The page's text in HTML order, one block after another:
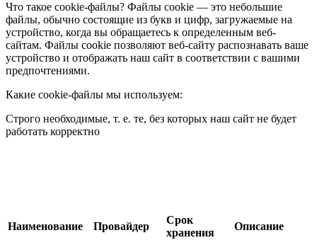
Что такое cookie-файлы? Файлы cookie — это небольшие
файлы, обычно состоящие из букв и цифр, загружаемые на
устройство, когда вы обращаетесь к определенным веб-
сайтам. Файлы cookie позволяют веб-сайту распознавать ваше
устройство и отображать наш сайт в соответствии с вашими
предпочтениями.
Какие cookie-файлы мы используем:
Строго необходимые, т. е. те, без которых наш сайт не будет
работать корректно
Наименование Провайдер
Срок
хранения
Описание